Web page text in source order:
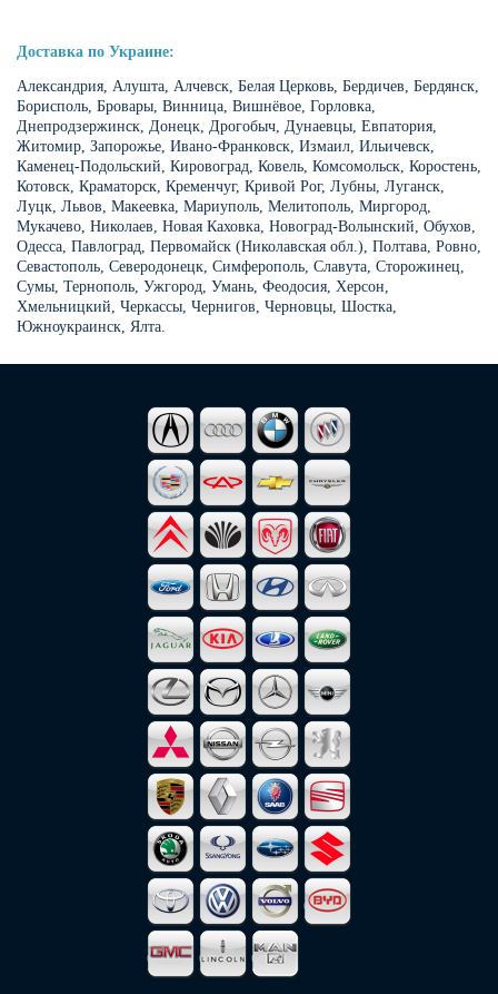
Доставка по Украине:
Александрия, Алушта, Алчевск, Белая Церковь, Бердичев, Бердянск,
Бориспoль, Бровары, Винница, Вишнёвое, Горловка,
Днепродзержинск, Донецк, Дрогобыч, Дунаевцы, Евпатория,
Житомир, Запорожье, Ивано-Франковск, Измаил, Ильичевск,
Каменец-Подольский, Кировоград, Ковель, Комсомольск, Коростень,
Котовск, Краматорск, Кременчуг, Кривой Рог, Лубны, Луганск,
Луцк, Львов, Макеевка, Мариуполь, Мелитополь, Миргород,
Мукачево, Николаев, Новая Каховка, Новоград-Волынский, Обухов,
Одесcа, Павлоград, Первомайск (Николавская обл.), Полтава, Ровно,
Севастополь, Северодонецк, Симферополь, Славута, Сторожинец,
Сумы, Тернополь, Ужгород, Умань, Феодосия, Херсон,
Хмельницкий, Черкассы, Чернигов, Черновцы, Шостка,
Южноукраинск, Ялта.